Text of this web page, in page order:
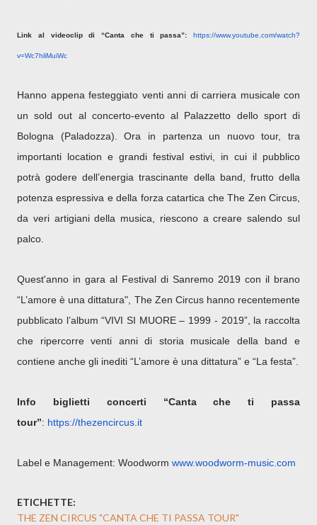
Link al videoclip di “Canta che ti passa”: https://www.youtube.com/watch?
v=Wc7hliMuiWc
Hanno appena festeggiato venti anni di carriera musicale con
un sold out al concerto-evento al Palazzetto dello sport di
Bologna (Paladozza). Ora in partenza un nuovo tour, tra
importanti location e grandi festival estivi, in cui il pubblico
potrà godere dell’energia trascinante della band, frutto della
potenza espressiva e della forza catartica che The Zen Circus,
da veri artigiani della musica, riescono a creare salendo sul
palco.
Quest'anno in gara al Festival di Sanremo 2019 con il brano
“L’amore è una dittatura", The Zen Circus hanno recentemente
pubblicato l’album “VIVI SI MUORE – 1999 - 2019”, la raccolta
che ripercorre venti anni di storia musicale della band e
contiene anche gli inediti “L’amore è una dittatura” e “La festa”.
Info biglietti concerti “Canta che ti passa
tour”: https://thezencircus.it
Label e Management: Woodworm www.woodworm-music.com
ETICHETTE:
THE ZEN CIRCUS "CANTA CHE TI PASSA TOUR"